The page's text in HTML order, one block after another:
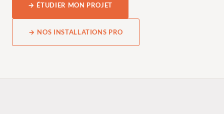
→ ÉTUDIER MON PROJET
→ NOS INSTALLATIONS PRO